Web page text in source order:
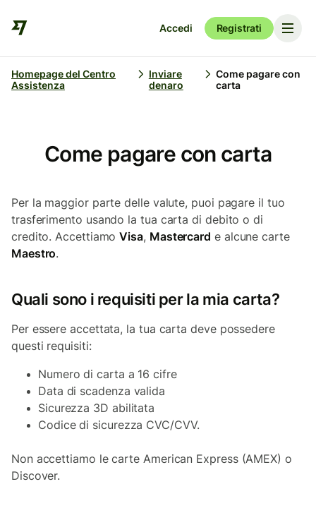
Accedi Registrati
Homepage del Centro
Assistenza
Inviare
denaro
Come pagare con
carta
Come pagare con carta
Per la maggior parte delle valute, puoi pagare il tuo
trasferimento usando la tua carta di debito o di
credito. AccettiamoVisa, Mastercard e alcune carte
Maestro.
Quali sono i requisiti per la mia carta?
Per essere accettata, la tua carta deve possedere
questi requisiti:
Numero di carta a 16 cifre
Data di scadenza valida
Sicurezza 3D abilitata
Codice di sicurezza CVC/CVV.
Non accettiamo le carte American Express (AMEX) o
Discover.